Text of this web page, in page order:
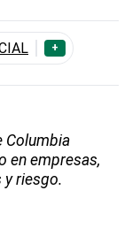
+
Columbia
en empresas,
riesgo.